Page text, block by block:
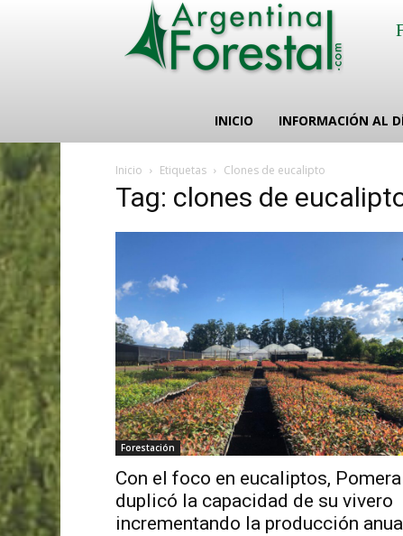
INICIO INFORMACIÓN AL
Inicio Etiquetas Clones de eucalipto
Tag: clones de
Forestación
Con el foco en eucaliptos, Pomera
duplicó la capacidad de su vivero
incrementando la producción